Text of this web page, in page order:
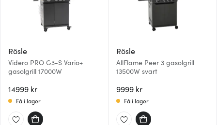
Rösle
Videro PRO G3-S Vario+
gasolgrill 17000W
14999 kr
Få i lager
Rösle
AllFlame Peer 3 gasolgrill
13500W svart
9999 kr
Få i lager